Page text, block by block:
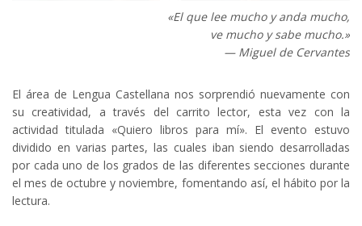
«El que lee mucho y anda mucho,
ve mucho y sabe mucho.»
— Miguel de Cervantes
El área de Lengua Castellana nos sorprendió nuevamente con
su creatividad, a través del carrito lector, esta vez con la
actividad titulada «Quiero libros para mí». El evento estuvo
dividido en varias partes, las cuales iban siendo desarrolladas
por cada uno de los grados de las diferentes secciones durante
el mes de octubre y noviembre, fomentando así, el hábito por la
lectura.